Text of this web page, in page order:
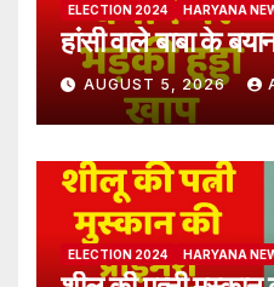
ELECTION 2024 HARYANA
हांसी वाले बाबा के
AUGUST 5, 2026
ELECTION 2024 HARYANA